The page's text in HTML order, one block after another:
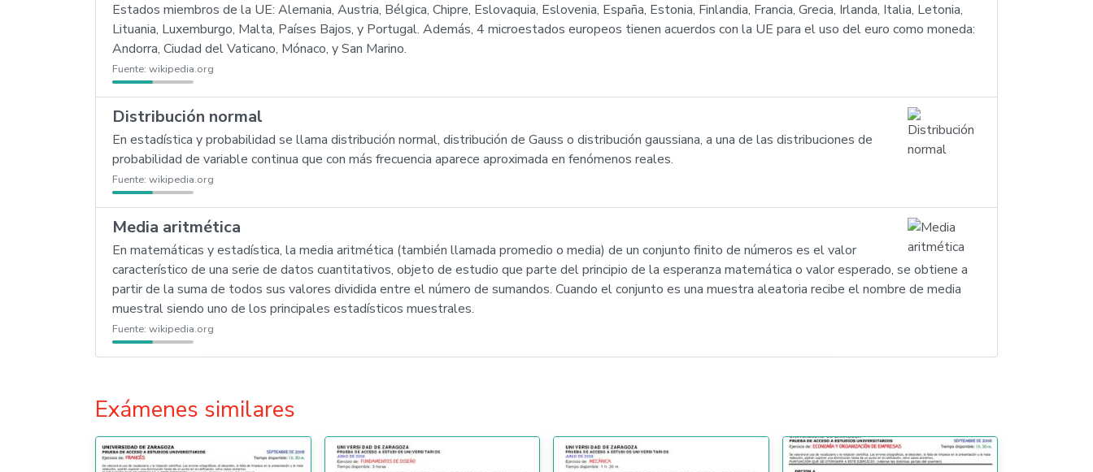
Estados miembros de la UE: Alemania, Austria, Bélgica, Chipre, Eslovaquia, Eslovenia, España, Estonia, Finlandia, Francia, Grecia, Irlanda, Italia, Letonia,
Lituania, Luxemburgo, Malta, Países Bajos, y Portugal. Además, 4 microestados europeos tienen acuerdos con la UE para el uso del euro como moneda:
Andorra, Ciudad del Vaticano, Mónaco, y San Marino.
Fuente: wikipedia.org
Distribución normal
En estadística y probabilidad se llama distribución normal, distribución de Gauss o distribución gaussiana, a una de las distribuciones de
probabilidad de variable continua que con más frecuencia aparece aproximada en fenómenos reales.
Fuente: wikipedia.org
Media aritmética
En matemáticas y estadística, la media aritmética (también llamada promedio o media) de un conjunto finito de números es el valor
característico de una serie de datos cuantitativos, objeto de estudio que parte del principio de la esperanza matemática o valor esperado, se obtiene a
partir de la suma de todos sus valores dividida entre el número de sumandos. Cuando el conjunto es una muestra aleatoria recibe el nombre de media
muestral siendo uno de los principales estadísticos muestrales.
Fuente: wikipedia.org
Exámenes similares